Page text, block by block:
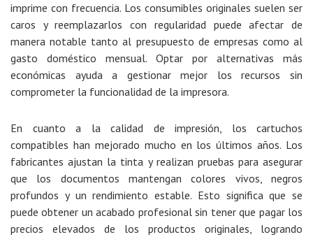
imprime con frecuencia. Los consumibles originales suelen ser
caros y reemplazarlos con regularidad puede afectar de
manera notable tanto al presupuesto de empresas como al
gasto doméstico mensual. Optar por alternativas más
económicas ayuda a gestionar mejor los recursos sin
comprometer la funcionalidad de la impresora.
En cuanto a la calidad de impresión, los cartuchos
compatibles han mejorado mucho en los últimos años. Los
fabricantes ajustan la tinta y realizan pruebas para asegurar
que los documentos mantengan colores vivos, negros
profundos y un rendimiento estable. Esto significa que se
puede obtener unacabado profesionalsin tener que pagar los
precios elevados de los productos originales, logrando